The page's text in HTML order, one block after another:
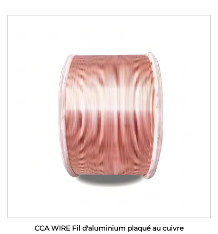
CCA WIRE Fil d'aluminium plaqué au cuivre